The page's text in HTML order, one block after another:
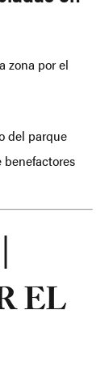
zona por el
del parque
benefactores
EL